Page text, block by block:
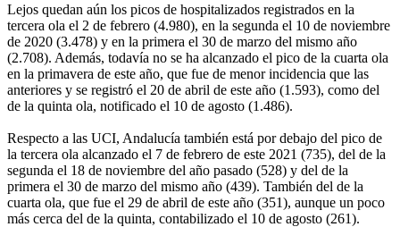
Lejos quedan aún los picos de hospitalizados registrados en la
tercera ola el 2 de febrero (4.980), en la segunda el 10 de noviembre
de 2020 (3.478) y en la primera el 30 de marzo del mismo año
(2.708). Además, todavía no se ha alcanzado el pico de la cuarta ola
en la primavera de este año, que fue de menor incidencia que las
anteriores y se registró el 20 de abril de este año (1.593), como del
de la quinta ola, notificado el 10 de agosto (1.486).
Respecto a las UCI, Andalucía también está por debajo del pico de
la tercera ola alcanzado el 7 de febrero de este 2021 (735), del de la
segunda el 18 de noviembre del año pasado (528) y del de la
primera el 30 de marzo del mismo año (439). También del de la
cuarta ola, que fue el 29 de abril de este año (351), aunque un poco
más cerca del de la quinta, contabilizado el 10 de agosto (261).